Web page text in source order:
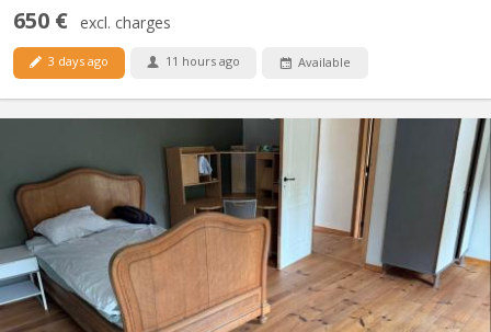
650 € excl. charges
3 days ago 11 hours ago Available
KV 2096
Des places se libèrent dans une colocation de choix à Vieusart !
🔸 Deux maisons mitoyennes (4p + 2p) 🔸 Emplacement
enchanteur à Vieux-Sart, dans le lieu-dit "la Place" 🔸 Cadre
bucolique, propice à de nombreuses balades 🔸 Cour orientée
sud 🔸 Bail annuel renouvelable 🔸 Chaque maison offre...